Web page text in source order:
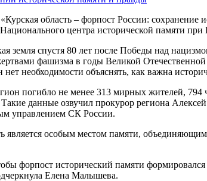
область – форпост России:
центра исторической памяти
земля спустя 80 лет после Победы над
фашизма в годы Великой
необходимости объяснять, как важна
погибло не менее 313 мирных жителей, 794
данные озвучил прокурор региона
управлением СК России.
является особым местом памяти,
форпост исторический памяти
Елена Малышева.